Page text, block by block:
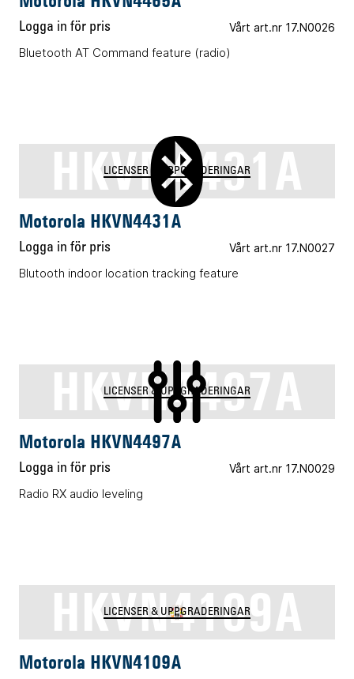
Logga in för pris Vårt art.nr 17.N0026
Bluetooth AT Command feature (radio)
HKVN4431A
LICENSER & UPPGRADERINGAR
Motorola HKVN4431A
Logga in för pris Vårt art.nr 17.N0027
Blutooth indoor location tracking feature
HKVN4497A
LICENSER & UPPGRADERINGAR
Motorola HKVN4497A
Logga in för pris Vårt art.nr 17.N0029
Radio RX audio leveling
HKVN4109A
LICENSER & UPPGRADERINGAR
Motorola HKVN4109A